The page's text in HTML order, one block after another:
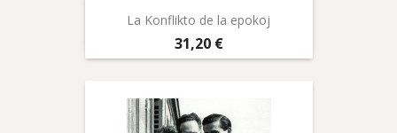
La Konflikto de la epokoj
Prix
31,20 €